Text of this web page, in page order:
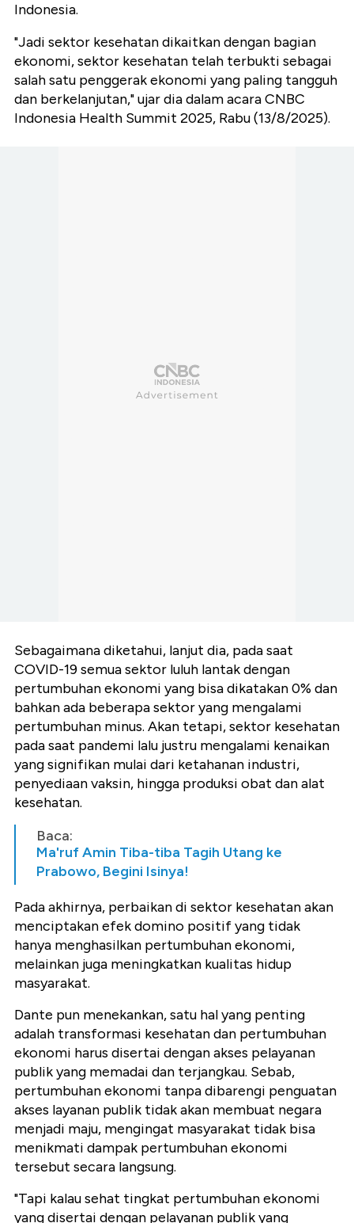
Indonesia.
"Jadi sektor kesehatan dikaitkan dengan bagian
ekonomi, sektor kesehatan telah terbukti sebagai
salah satu penggerak ekonomi yang paling tangguh
dan berkelanjutan," ujar dia dalam acara CNBC
Indonesia Health Summit 2025, Rabu (13/8/2025).
Sebagaimana diketahui, lanjut dia, pada saat
COVID-19 semua sektor luluh lantak dengan
pertumbuhan ekonomi yang bisa dikatakan 0% dan
bahkan ada beberapa sektor yang mengalami
pertumbuhan minus. Akan tetapi, sektor kesehatan
pada saat pandemi lalu justru mengalami kenaikan
yang signifikan mulai dari ketahanan industri,
penyediaan vaksin, hingga produksi obat dan alat
kesehatan.
Baca:
Ma'ruf Amin Tiba-tiba Tagih Utang ke
Prabowo, Begini Isinya!
Pada akhirnya, perbaikan di sektor kesehatan akan
menciptakan efek domino positif yang tidak
hanya menghasilkan pertumbuhan ekonomi,
melainkan juga meningkatkan kualitas hidup
masyarakat.
Dante pun menekankan, satu hal yang penting
adalah transformasi kesehatan dan pertumbuhan
ekonomi harus disertai dengan akses pelayanan
publik yang memadai dan terjangkau. Sebab,
pertumbuhan ekonomi tanpa dibarengi penguatan
akses layanan publik tidak akan membuat negara
menjadi maju, mengingat masyarakat tidak bisa
menikmati dampak pertumbuhan ekonomi
tersebut secara langsung.
"Tapi kalau sehat tingkat pertumbuhan ekonomi
yang disertai dengan pelayanan publik yang